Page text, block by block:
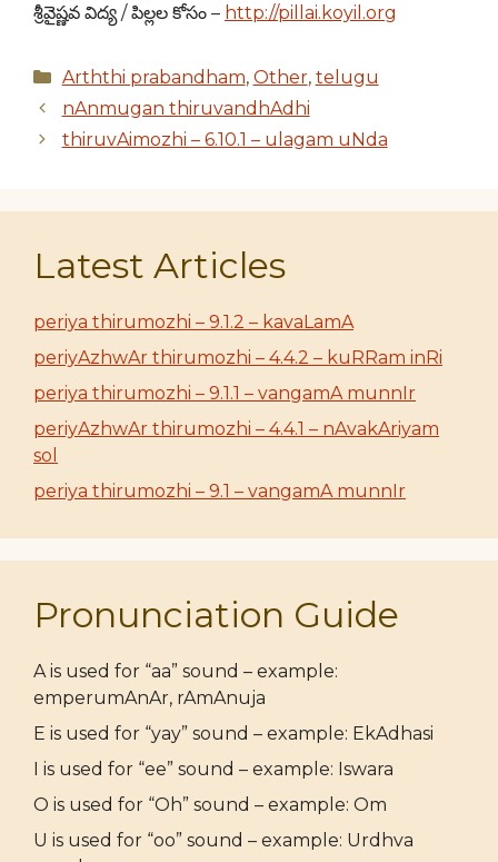
శ్రీవైష్ణవ విద్య / పిల్లల కోసం – http://pillai.koyil.org
Categories
Arththi prabandham, Other, telugu
nAnmugan thiruvandhAdhi
thiruvAimozhi – 6.10.1 – ulagam uNda
Latest Articles
periya thirumozhi – 9.1.2 – kavaLamA
periyAzhwAr thirumozhi – 4.4.2 – kuRRam inRi
periya thirumozhi – 9.1.1 – vangamA munnIr
periyAzhwAr thirumozhi – 4.4.1 – nAvakAriyam
sol
periya thirumozhi – 9.1 – vangamA munnIr
Pronunciation Guide
A is used for “aa” sound – example:
emperumAnAr, rAmAnuja
E is used for “yay” sound – example: EkAdhasi
I is used for “ee” sound – example: Iswara
O is used for “Oh” sound – example: Om
U is used for “oo” sound – example: Urdhva